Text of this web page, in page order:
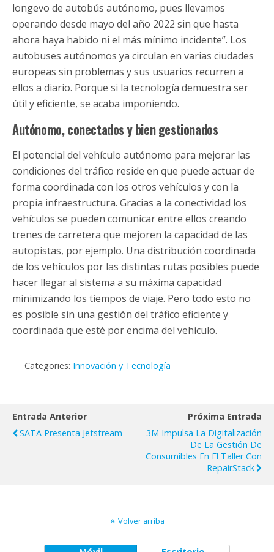
longevo de autobús autónomo, pues llevamos
operando desde mayo del año 2022 sin que hasta
ahora haya habido ni el más mínimo incidente”. Los
autobuses autónomos ya circulan en varias ciudades
europeas sin problemas y sus usuarios recurren a
ellos a diario. Porque si la tecnología demuestra ser
útil y eficiente, se acaba imponiendo.
Autónomo, conectados y bien gestionados
El potencial del vehículo autónomo para mejorar las
condiciones del tráfico reside en que puede actuar de
forma coordinada con los otros vehículos y con la
propia infraestructura. Gracias a la conectividad los
vehículos se pueden comunicar entre ellos creando
trenes de carretera que mejoren la capacidad de las
autopistas, por ejemplo. Una distribución coordinada
de los vehículos por las distintas rutas posibles puede
hacer llegar al sistema a su máxima capacidad
minimizando los tiempos de viaje. Pero todo esto no
es posible sin una gestión del tráfico eficiente y
coordinada que esté por encima del vehículo.
Categories: Innovación y Tecnología
Entrada Anterior
SATA Presenta Jetstream
Próxima Entrada
3M Impulsa La Digitalización
De La Gestión De
Consumibles En El Taller Con
RepairStack
Volver arriba